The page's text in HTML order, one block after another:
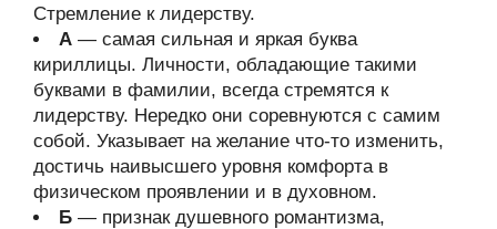
Стремление к лидерству.
А — самая сильная и яркая буква
кириллицы. Личности, обладающие такими
буквами в фамилии, всегда стремятся к
лидерству. Нередко они соревнуются с самим
собой. Указывает на желание что-то изменить,
достичь наивысшего уровня комфорта в
физическом проявлении и в духовном.
Б — признак душевного романтизма,